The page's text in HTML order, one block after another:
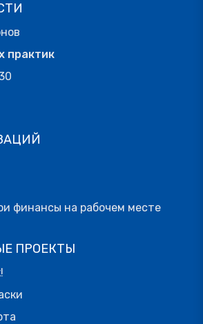
практик
финансы на рабочем месте
ПРОЕКТЫ